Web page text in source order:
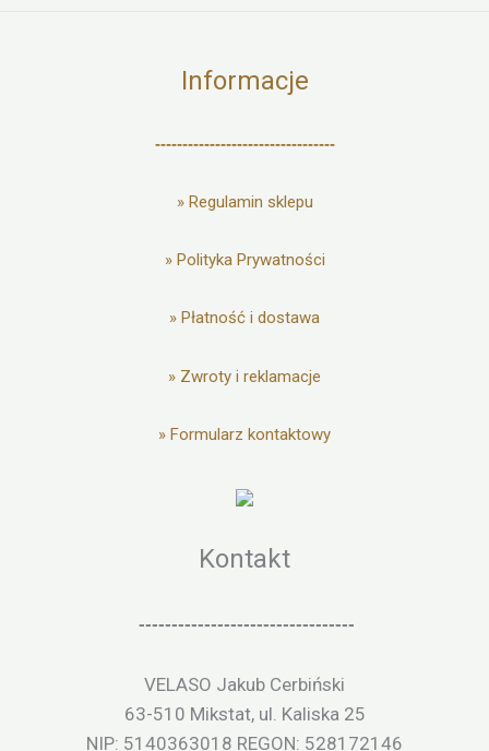
Informacje
---------------------------------
» Regulamin sklepu
» Polityka Prywatności
» Płatność i dostawa
» Zwroty i reklamacje
» Formularz kontaktowy
Kontakt
---------------------------------
VELASO Jakub Cerbiński
63-510 Mikstat, ul. Kaliska 25
NIP: 5140363018 REGON: 528172146